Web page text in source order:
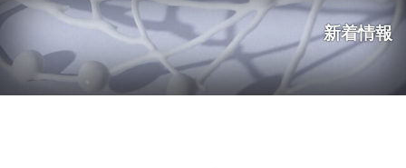
新着情報